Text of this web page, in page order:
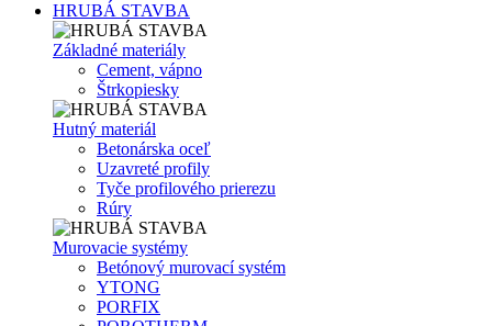
HRUBÁ STAVBA
Základné materiály
Cement, vápno
Štrkopiesky
Hutný materiál
Betonárska oceľ
Uzavreté profily
Tyče profilového prierezu
Rúry
Murovacie systémy
Betónový murovací systém
YTONG
PORFIX